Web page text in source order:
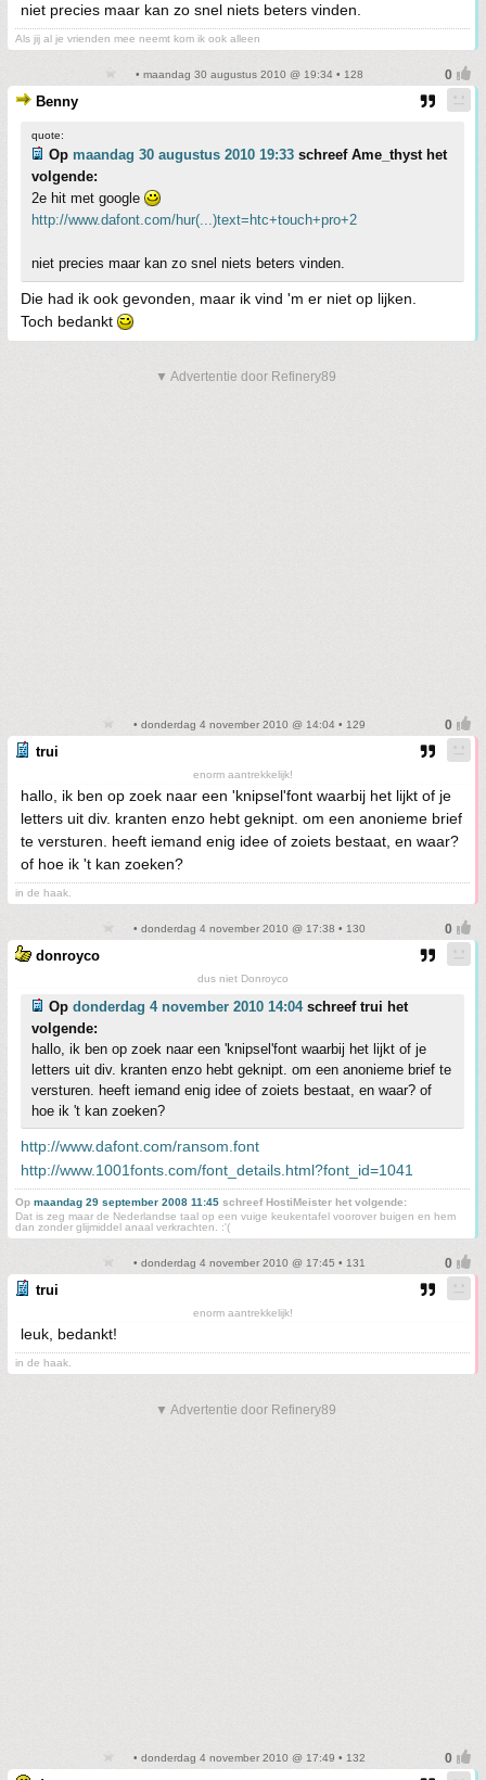
niet precies maar kan zo snel niets beters vinden.
Als jij al je vrienden mee neemt kom ik ook alleen
• maandag 30 augustus 2010 @ 19:34 • 128
Benny
quote:
Op maandag 30 augustus 2010 19:33 schreef Ame_thyst het
volgende:
2e hit met google
http://www.dafont.com/hur(...)text=htc+touch+pro+2
niet precies maar kan zo snel niets beters vinden.
Die had ik ook gevonden, maar ik vind 'm er niet op lijken.
Toch bedankt
▼ Advertentie door Refinery89
• donderdag 4 november 2010 @ 14:04 • 129
trui
enorm aantrekkelijk!
hallo, ik ben op zoek naar een 'knipsel'font waarbij het lijkt of je
letters uit div. kranten enzo hebt geknipt. om een anonieme brief
te versturen. heeft iemand enig idee of zoiets bestaat, en waar?
of hoe ik 't kan zoeken?
in de haak.
• donderdag 4 november 2010 @ 17:38 • 130
donroyco
dus niet Donroyco
Op donderdag 4 november 2010 14:04schreef trui het
volgende:
hallo, ik ben op zoek naar een 'knipsel'font waarbij het lijkt of je
letters uit div. kranten enzo hebt geknipt. om een anonieme brief te
versturen. heeft iemand enig idee of zoiets bestaat, en waar? of
hoe ik 't kan zoeken?
http://www.dafont.com/ransom.font
http://www.1001fonts.com/font_details.html?font_id=1041
Op maandag 29 september 2008 11:45 schreef HostiMeister het volgende:
Dat is zeg maar de Nederlandse taal op een vuige keukentafel voorover buigen en hem
dan zonder glijmiddel anaal verkrachten. :'(
• donderdag 4 november 2010 @ 17:45 • 131
trui
enorm aantrekkelijk!
leuk, bedankt!
in de haak.
▼ Advertentie door Refinery89
• donderdag 4 november 2010 @ 17:49 • 132